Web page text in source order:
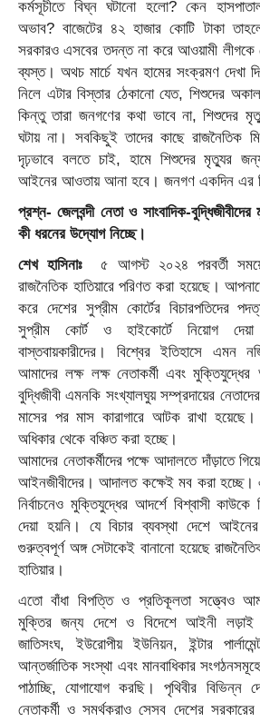
কর্মসূচীতে বিঘ্ন ঘটানো হলো? কেন
অভাব? বাজেটের ৪২ হাজার কোটি টাকা
সরকারও এসবের তদন্ত না করে আওয়ামী লীগকে
ব্যস্ত। অথচ মার্চে যখন হামের সংক্রমণ দেখা
নিলে এটার বিস্তার ঠেকানো যেত, শিশুদের
কিন্তু তারা জনগণের কথা ভাবে না, শিশুদের
ঘটায় না। সবকিছুই তাদের কাছে রাজনৈতিক
দৃঢ়ভাবে বলতে চাই, হামে শিশুদের মৃত্যুর
আইনের আওতায় আনা হবে। জনগণ একদিন এর
প্রশ্ন- জেলবন্দী নেতা ও সাংবাদিক-
কী ধরনের উদ্যোগ নিচ্ছে।
শেখ হাসিনাঃ৫ আগস্ট ২০২৪ পরবর্তী সময়ে
রাজনৈতিক হাতিয়ারে পরিণত করা হয়েছে।
করে দেশের সুপ্রীম কোর্টের বিচারপতিদের
সুপ্রীম কোর্ট ও হাইকোর্টে নিয়োগ
বাস্তবায়কারীদের। বিশ্বের ইতিহাসে
আমাদের লক্ষ লক্ষ নেতাকর্মী এবং মুক্তিযুদ্ধের
বুদ্ধিজীবী এমনকি সংখ্যালঘুয় সম্প্রদায়ের নেতাদের
মাসের পর মাস কারাগারে আটক রাখা
অধিকার থেকে বঞ্চিত করা হচ্ছে।
আমাদের নেতাকর্মীদের পক্ষে আদালতে দাঁড়াতে
আইনজীবীদের। আদালত কক্ষেই মব করা হচ্ছে।
নির্বাচনেও মুক্তিযুদ্ধের আদর্শে বিশ্বাসী
দেয়া হয়নি। যে বিচার ব্যবস্থা দেশে আইনের
গুরুত্বপূর্ণ অঙ্গ সেটাকেই বানানো হয়েছে
হাতিয়ার।
এতো বাঁধা বিপত্তি ও প্রতিকূলতা সত্ত্বেও
মুক্তির জন্য দেশে ও বিদেশে আইনী লড়াই
জাতিসংঘ, ইউরোপীয় ইউনিয়ন, ইন্টার
আন্তর্জাতিক সংস্থা এবং মানবাধিকার
পাঠাচ্ছি, যোগাযোগ করছি। পৃথিবীর বিভিন্ন
নেতাকর্মী ও সমর্থকরাও সেসব দেশের সরকারের